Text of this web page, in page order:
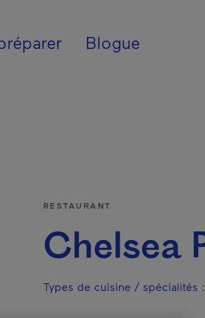
Blogue
RESTAURANT
Chelsea
Types de cuisine / spécialités :